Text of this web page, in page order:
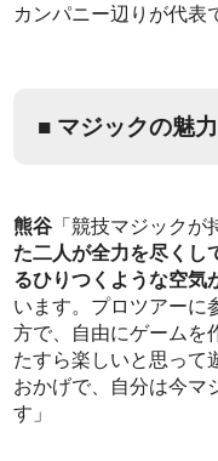
カンパニー辺りが代表
■ マジックの魅
熊谷 「競技マジックが
た二人が全力を尽くし
るひりつくような空気
います。プロツアーに
方で、自由にゲームを
たすら楽しいと思って
おかげで、自分は今マ
す」